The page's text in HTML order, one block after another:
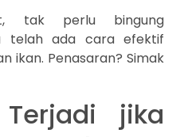
tak perlu bingung
telah ada cara efektif
ikan. Penasaran? Simak
jika